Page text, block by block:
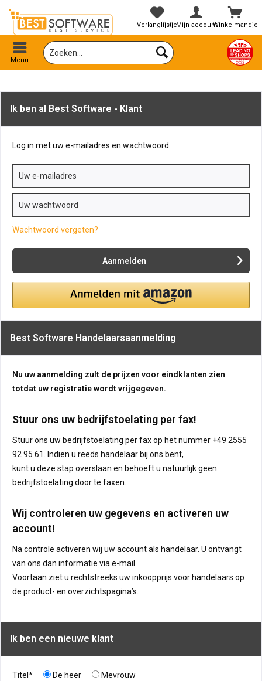
Winkelmandje
VerlanglijstjeMijn account
Menu
Best Software Handelaarsaanmelding
Nu uw aanmelding zult de prijzen voor eindklanten zien
totdat uw registratie wordt vrijgegeven.
Stuur ons uw bedrijfstoelating per fax!
Stuur ons uw bedrijfstoelating per fax op het nummer +49 2555
92 95 61. Indien u reeds handelaar bij ons bent,
kunt u deze stap overslaan en behoeft u natuurlijk geen
bedrijfstoelating door te faxen.
Wij controleren uw gegevens en activeren uw
account!
Na controle activeren wij uw account als handelaar. U ontvangt
van ons dan informatie via e-mail.
Voortaan ziet u rechtstreeks uw inkoopprijs voor handelaars op
de product- en overzichtspagina’s.
Ik ben een nieuwe klant
Titel* De heer Mevrouw
Ik ben al Best Software - Klant
Log in met uw e-mailadres en wachtwoord
Wachtwoord vergeten?
Aanmelden